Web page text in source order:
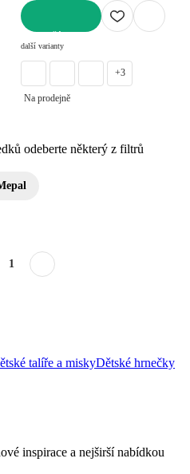
další varianty
+3
Na prodejně
odeberte některý z filtrů
1
talíře a miskyDětské hrnečky
inspirace a nejširší nabídkou